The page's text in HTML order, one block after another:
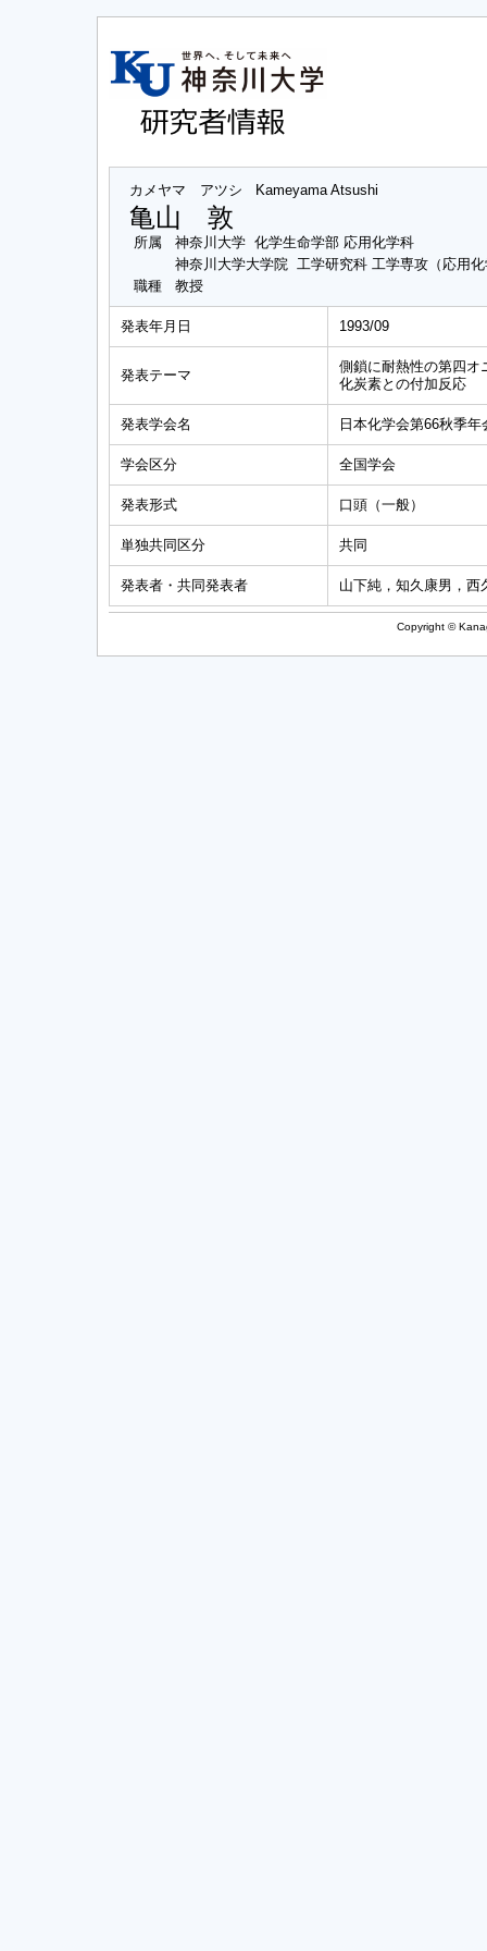
カメヤマ アツシ Kameyama Atsushi
亀山 敦
所属
神奈川大学 化学生命学部 応用化学科
神奈川大学大学院 工学研究科 工学専攻（応用
職種
教授
発表年月日 1993/09
発表テーマ
側鎖に耐熱性の第四オ
化炭素との付加反応
発表学会名 日本化学会第66秋季年
学会区分 全国学会
発表形式 口頭（一般）
単独共同区分 共同
発表者・共同発表者 山下純，知久康男，西
Copyright ©